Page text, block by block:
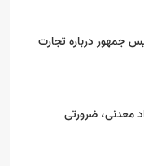
جمهور درباره تجارت
معدنی، ضرورتی